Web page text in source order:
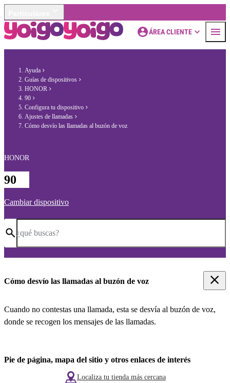
ÁREA CLIENTE
Ayuda
Guías de dispositivos
HONOR
90
Configura tu dispositivo
Ajustes de llamadas
Cómo desvío las llamadas al buzón de voz
HONOR
90
Cambiar dispositivo
¿qué buscas?
Cómo desvío las llamadas al buzón de voz
Cuando no contestas una llamada, esta se desvía al buzón de voz,
donde se recogen los mensajes de las llamadas.
Pie de página, mapa del sitio y otros enlaces de interés
Localiza tu tienda más cercana